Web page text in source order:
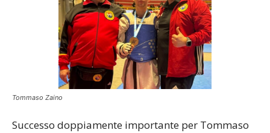
Tommaso Zaino
Successo doppiamente importante per Tommaso